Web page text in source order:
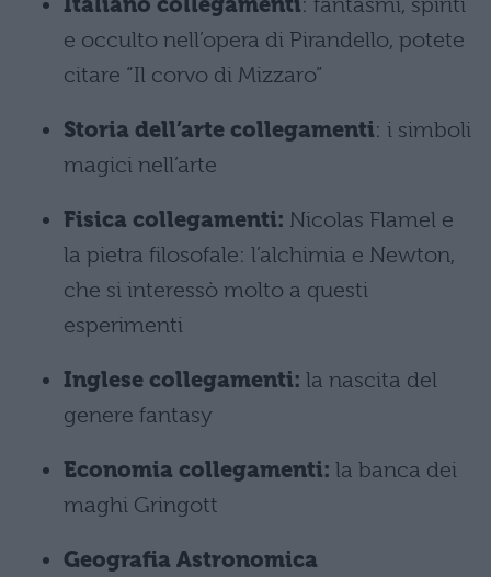
Italiano collegamenti: fantasmi, spiriti
e occulto nell’opera di Pirandello, potete
citare “Il corvo di Mizzaro”
Storia dell’arte collegamenti: i simboli
magici nell’arte
Fisica collegamenti: Nicolas Flamel e
la pietra filosofale: l’alchimia e Newton,
che si interessò molto a questi
esperimenti
Inglese collegamenti: la nascita del
genere fantasy
Economia collegamenti: la banca dei
maghi Gringott
Geografia Astronomica